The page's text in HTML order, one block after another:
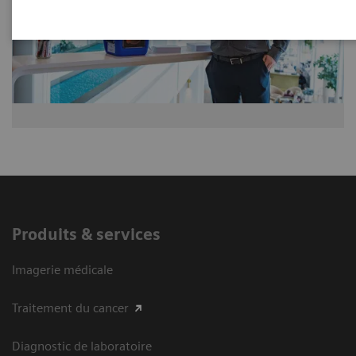
Produits & services
Imagerie médicale
Traitement du cancer
Diagnostic de laboratoire